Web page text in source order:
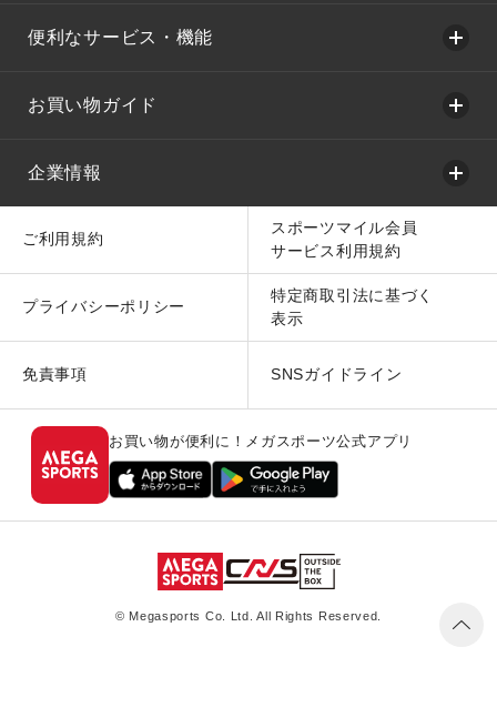
便利なサービス・機能
お買い物ガイド
企業情報
ご利用規約
スポーツマイル会員
サービス利用規約
プライバシーポリシー
特定商取引法に基づく
表示
免責事項 SNSガイドライン
お買い物が便利に！メガスポーツ公式アプリ
© Megasports Co. Ltd. All Rights Reserved.